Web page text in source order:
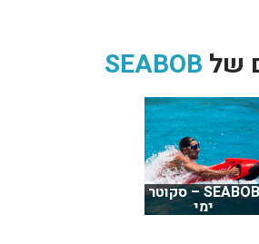
של SEABOB
SEABOB – סקוטר
ימי